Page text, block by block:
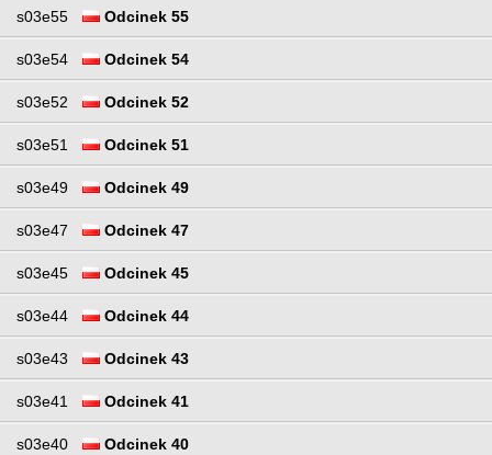
s03e55 Odcinek 55
s03e54 Odcinek 54
s03e52 Odcinek 52
s03e51 Odcinek 51
s03e49 Odcinek 49
s03e47 Odcinek 47
s03e45 Odcinek 45
s03e44 Odcinek 44
s03e43 Odcinek 43
s03e41 Odcinek 41
s03e40 Odcinek 40